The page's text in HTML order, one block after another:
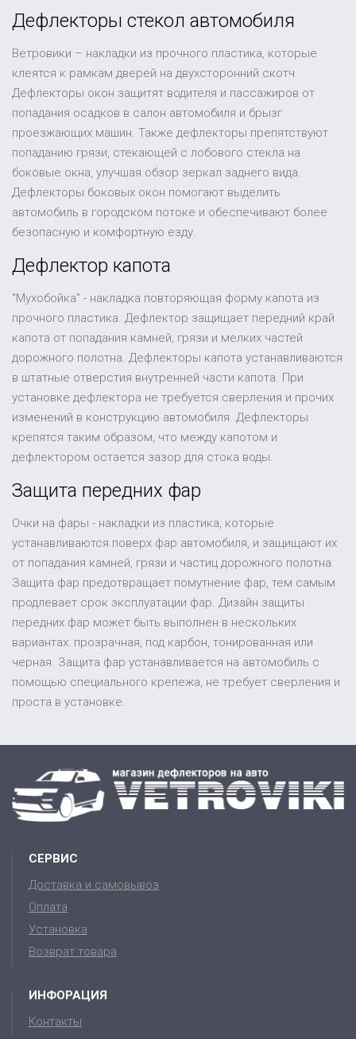
Дефлекторы стекол автомобиля
Ветровики – накладки из прочного пластика, которые
клеятся к рамкам дверей на двухсторонний скотч.
Дефлекторы окон защитят водителя и пассажиров от
попадания осадков в салон автомобиля и брызг
проезжающих машин. Также дефлекторы препятствуют
попаданию грязи, стекающей с лобового стекла на
боковые окна, улучшая обзор зеркал заднего вида.
Дефлекторы боковых окон помогают выделить
автомобиль в городском потоке и обеспечивают более
безопасную и комфортную езду.
Дефлектор капота
"Мухобойка" - накладка повторяющая форму капота из
прочного пластика. Дефлектор защищает передний край
капота от попадания камней, грязи и мелких частей
дорожного полотна. Дефлекторы капота устанавливаются
в штатные отверстия внутренней части капота. При
установке дефлектора не требуется сверления и прочих
изменений в конструкцию автомобиля. Дефлекторы
крепятся таким образом, что между капотом и
дефлектором остается зазор для стока воды.
Защита передних фар
Очки на фары - накладки из пластика, которые
устанавливаются поверх фар автомобиля, и защищают их
от попадания камней, грязи и частиц дорожного полотна.
Защита фар предотвращает помутнение фар, тем самым
продлевает срок эксплуатации фар. Дизайн защиты
передних фар может быть выполнен в нескольких
вариантах: прозрачная, под карбон, тонированная или
черная. Защита фар устанавливается на автомобиль с
помощью специального крепежа, не требует сверления и
проста в установке.
СЕРВИС
Доставка и самовывоз
Оплата
Установка
Возврат товара
ИНФОРАЦИЯ
Контакты